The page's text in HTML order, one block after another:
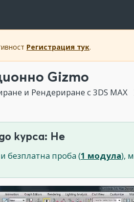
Регистрация тук.
Gizmo
и Рендериране с 3DS MAX
курса: Не
безплатна проба (1 модула),